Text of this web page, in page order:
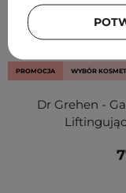
PROMOCJA WYBÓR
Dr Grehen -